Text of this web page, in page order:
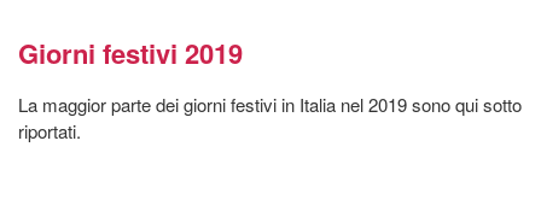
Giorni festivi 2019
La maggior parte dei giorni festivi in Italia nel 2019 sono qui sotto
riportati.